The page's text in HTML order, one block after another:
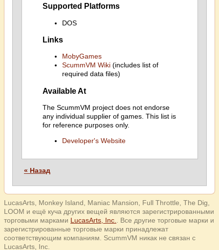
Supported Platforms
DOS
Links
MobyGames
ScummVM Wiki(includes list of
required data files)
Available At
The ScummVM project does not endorse
any individual supplier of games. This list is
for reference purposes only.
Developer's Website
« Назад
LucasArts, Monkey Island, Maniac Mansion, Full Throttle, The Dig,
LOOM и ещё куча других вещей являются зарегистрированными
торговыми марками LucasArts, Inc.
. Все другие торговые марки и
зарегистрированные торговые марки принадлежат
соответствующим компаниям. ScummVM никак не связан с
LucasArts, Inc.